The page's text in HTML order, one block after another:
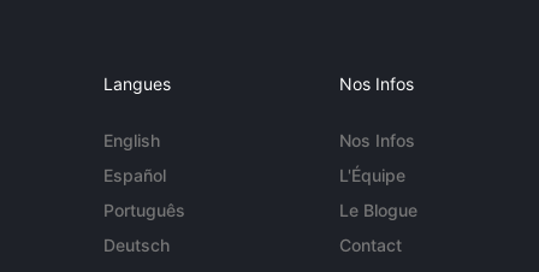
Langues
English
Español
Português
Deutsch
Nos Infos
Nos Infos
L'Équipe
Le Blogue
Contact